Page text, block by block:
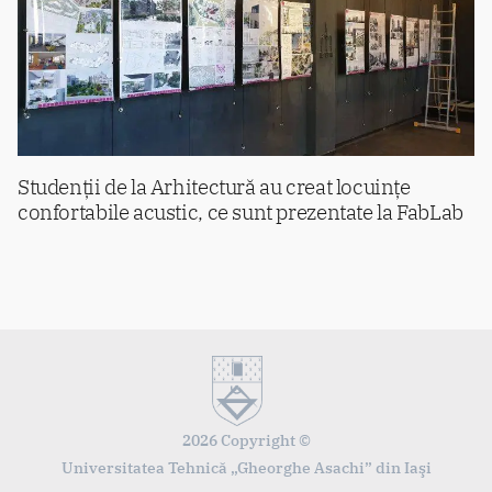
Studenții de la Arhitectură au creat locuințe
confortabile acustic, ce sunt prezentate la FabLab
2026 Copyright ©
Universitatea Tehnică „Gheorghe Asachi” din Iaşi